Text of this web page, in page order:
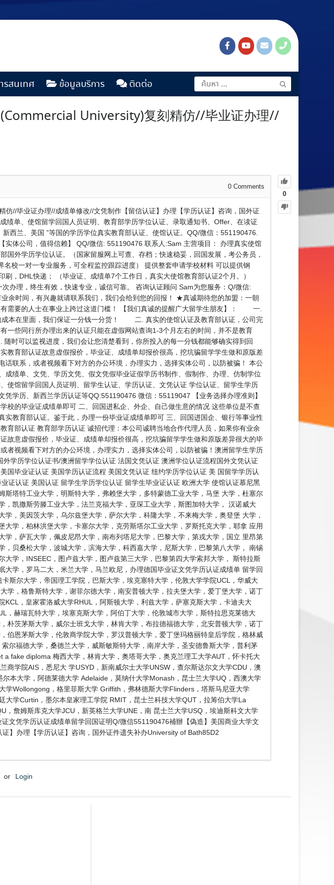
รสนเทศ ข้อมูลบริการ ติดต่อ
University)复刻精仿//毕业证办理//
0
0 Comments
//毕业证办理//成绩单修改//文凭制作【留信认证】办理【学历认证】咨询，国外证
单、使馆留学回国人员证明、教育部学历学位认证、录取通知书、Offer、在读证
西兰、美国 ”等国的学历学位真实教育部认证、使馆认证。QQ/微信：551190476.
体公司，值得信赖】 QQ/微信: 551190476 联系人:Sam 主营项目： 办理真实使馆
外学历学位认证。（国家留服网上可查、存档；快速稳妥，回国发展，考公务员，
校一对一专业服务，可全程监控跟踪进度） 提供整套申请学校材料 可以提供钢
，DHL快递； （毕业证、成绩单7个工作日，真实大使馆教育部认证2个月。）
办理，终生有效，快速专业，诚信可靠。 咨询认证顾问 Sam为您服务：Q/微信:
时间，有兴趣就请联系我们，我们会给到您的回报！ ★真诚期待您的加盟：一朝
有需要的人士在事业上跨过这道门槛！ 【我们真诚的提醒广大留学生朋友】： 一.
成本在里面，我们保证一分钱一分货！ 二. 真实的使馆认证及教育部认证，公司完
一些同行所办理出来的认证只能在虚假网站查询1-3个月左右的时间，并不是教育
时可以监视进度，我们会让您清楚看到，你所投入的每一分钱都能够确实得到回
教育部认证故意虚假报价，毕业证、成绩单却报价很高，挖坑骗留学学生做和原版差
联系，或者视频看下对方的办公环境，办理实力，选择实体公司，以防被骗！ 本公
绩单、文凭、学历文凭、假文凭假毕业证假学历书制作、假制作、办理、仿制学位
使馆留学回国人员证明、留学生认证、学历认证、文凭认证 学位认证、留学生学历
学历、新西兰学历认证等QQ:551190476 微信：55119047 【业务选择办理准则】
的毕业证成绩单即可 二、回国进私企、外企、自己做生意的情况 这些单位是不查
教育部认证。鉴于此，办理一份毕业证成绩单即可 三、回国进国企、银行等事业性
部认证 教育部学历认证 诚招代理：本公司诚聘当地合作代理人员，如果你有业余
故意虚假报价，毕业证、成绩单却报价很高，挖坑骗留学学生做和原版差异很大的毕
者视频看下对方的办公环境，办理实力，选择实体公司，以防被骗！澳洲留学生学历
学历学位认证书/澳洲留学学位认证 法国文凭认证 澳洲学位认证流程国外文凭认证
毕业证认证 美国学历认证流程 美国文凭认证 纽约学历学位认证 美 国留学学历认
证认证 美国认证 留学生学历学位认证 留学生毕业证认证 欧洲大学 使馆认证慕尼黑
塔特工业大学，明斯特大学，弗赖堡大学，多特蒙德工业大学，马堡 大学，杜塞尔
凯撒斯劳滕工业大学，法兰克福大学，亚琛工业大学，斯图加特大学， 汉诺威大
，美因茨大学，乌尔兹堡大学，萨尔大学，科隆大学，不来梅大学，奥登堡 大学，
学，柏林洪堡大学，卡塞尔大学，克劳斯塔尔工业大学，罗斯托克大学，耶拿 应用
，萨瓦大学，佩皮尼昂大学，南布列塔尼大学，巴黎大学，第戎大学，国立 里昂第
贝桑松大学，波城大学，滨海大学，科西嘉大学，尼斯大学，巴黎第八大学， 南锡
学，INSEEC，图卢兹大学，图卢兹第三大学，巴黎第四大学索邦大学， 斯特拉斯
学，罗马二大，米兰大学，马兰欧尼，办理德国毕业证文凭学历认证成绩单 留学回
斯尔大学，帝国理工学院，巴斯大学，埃克塞特大学，伦敦大学学院UCL，华威大
学，格鲁斯特大学，谢菲尔德大学，南安普顿大学，拉夫堡大学，爱丁堡大学，诺丁
，皇家霍洛威大学RHUL，阿斯顿大学，利兹大学，萨塞克斯大学，卡迪夫大
赫瑞瓦特大学，埃塞克斯大学，阿伯丁大学，伦敦城市大学，斯特拉思克莱德大
朴茨茅斯大学，威尔士班戈大学，林肯大学，布拉德福德大学，北安普顿大学，诺丁
伯恩茅斯大学，伦敦商学院大学，罗汉普顿大学，爱丁堡玛格丽特皇后学院，格林威
尔福德大学，桑德兰大学，威斯敏斯特大学，南岸大学，圣安德鲁斯大学，普利茅
fake diploma 梅西大学，林肯大学，奥塔哥大学，奥克兰理工大学AUT，怀卡托大
学院AIS，悉尼大 学USYD，新南威尔士大学UNSW，查尔斯达尔文大学CDU，澳
本大学，阿德莱德大学 Adelaide，莫纳什大学Monash，昆士兰大学UQ，西澳大学
Wollongong，格里菲斯大学 Griffith，弗林德斯大学Flinders，塔斯马尼亚大学
学Curtin，墨尔本皇家理工学院 RMIT，昆士兰科技大学QUT，拉筹伯大学La
詹姆斯库克大学JCU，新英格兰大学UNE，南 昆士兰大学USQ，埃迪斯科文大学
文凭学历认证成绩单留学回国证明Q/微信551190476補辦【偽造】美国商业大学文
】办理【学历认证】咨询，国外证件遗失补办University of Bath85D2
or Login